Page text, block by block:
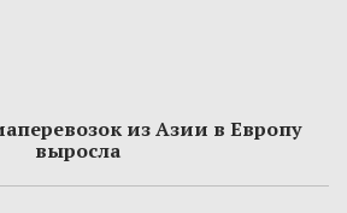
из Азии в Европу
выросла